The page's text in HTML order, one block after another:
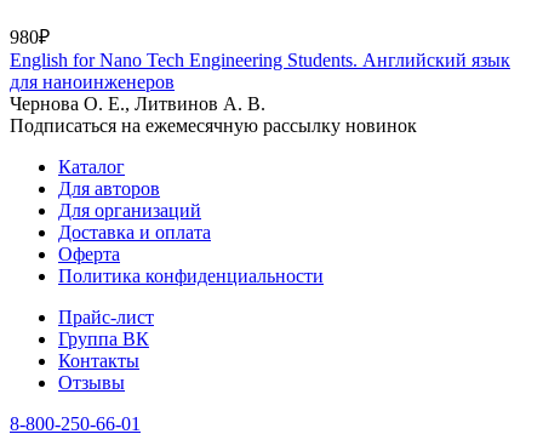
980₽
English for Nano Tech Engineering Students. Английский язык
для наноинженеров
Чернова О. Е., Литвинов А. В.
Подписаться на ежемесячную рассылку новинок
Каталог
Для авторов
Для организаций
Доставка и оплата
Оферта
Политика конфиденциальности
Прайс-лист
Группа ВК
Контакты
Отзывы
8-800-250-66-01